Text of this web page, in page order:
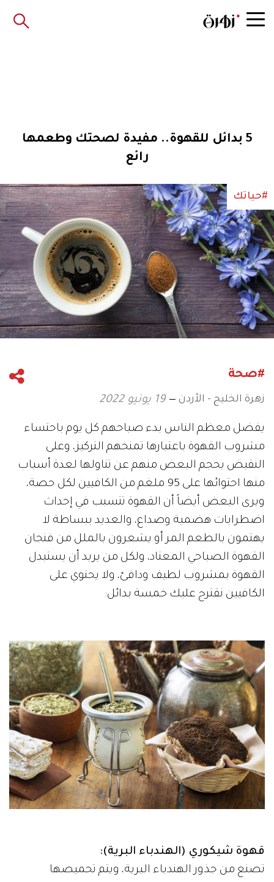
5 بدائل للقهوة.. مفيدة لصحتك وطعمها
رائع
#حياتك
#صحة
زهرة الخليج - الأردن 19 يونيو 2022
يفضل معظم الناس بدء صباحهم كل يوم باحتساء
مشروب القهوة باعتبارها تمنحهم التركيز، وعلى
النقيض يحجم البعض منهم عن تناولها لعدة أسباب
منها احتوائها على 95 ملغم من الكافيين لكل حصة،
ويرى البعض أيضاً أن القهوة تتسبب في إحداث
اضطرابات هضمية وصداع، والعديد ببساطة لا
يهتمون بالطعم المر أو يشعرون بالملل من فنجان
القهوة الصباحي المعتاد، ولكل من يريد أن يستبدل
القهوة بمشروب لطيف ودافئ، ولا يحتوي على
الكافيين نقترح عليك خمسة بدائل:
قهوة شيكوري (الهندباء البرية):
تصنع من جذور الهندباء البرية، ويتم تحميصها